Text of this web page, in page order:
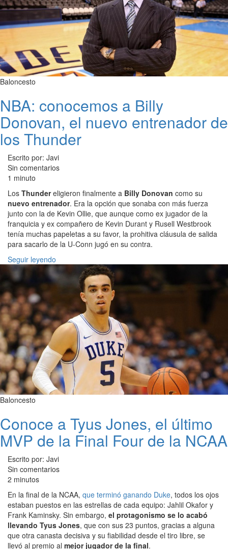
Baloncesto
NBA: conocemos a Billy
Donovan, el nuevo entrenador de
los Thunder
Escrito por: Javi
Sin comentarios
1 minuto
Los Thundereligieron finalmente a Billy Donovan como su
nuevo entrenador. Era la opción que sonaba con más fuerza
junto con la de Kevin Ollie, que aunque como ex jugador de la
franquicia y ex compañero de Kevin Durant y Rusell Westbrook
tenía muchas papeletas a su favor, la prohitiva cláusula de salida
para sacarlo de la U-Conn jugó en su contra.
Seguir leyendo
Baloncesto
Conoce a Tyus Jones, el último
MVP de la Final Four de la NCAA
Escrito por: Javi
Sin comentarios
2 minutos
En la final de la NCAA, que terminó ganando Duke, todos los ojos
estaban puestos en las estrellas de cada equipo: Jahlil Okafor y
Frank Kaminsky. Sin embargo, el protagonismo se lo acabó
llevando Tyus Jones, que con sus 23 puntos, gracias a alguna
que otra canasta decisiva y su fiabilidad desde el tiro libre, se
llevó al premio al mejor jugador de la final.